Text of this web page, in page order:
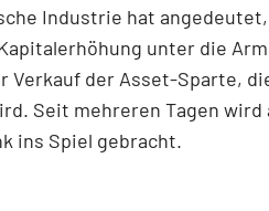
Industrie hat angedeutet,
unter die
Verkauf der Asset-Sparte,
Seit mehreren Tagen wird
ins Spiel gebracht.